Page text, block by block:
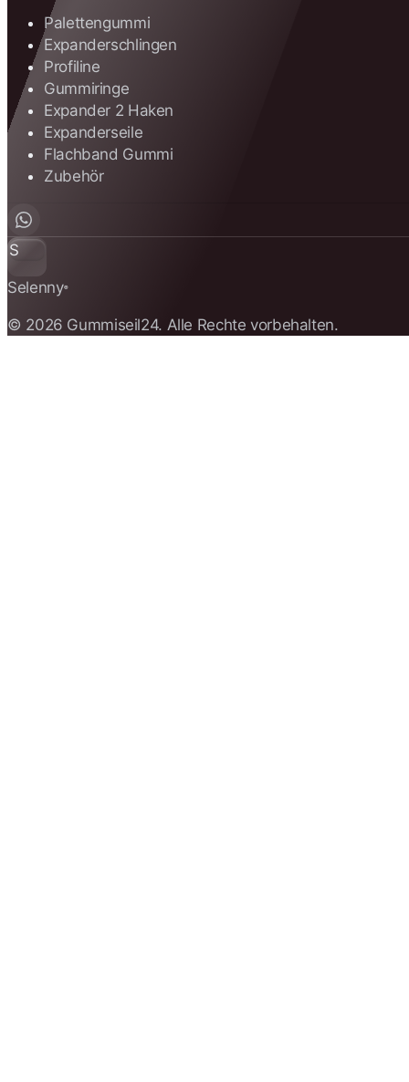
Palettengummi
Expanderschlingen
Profiline
Gummiringe
Expander 2 Haken
Expanderseile
Flachband Gummi
Zubehör
S
Selenny®
© 2026 Gummiseil24. Alle Rechte vorbehalten.